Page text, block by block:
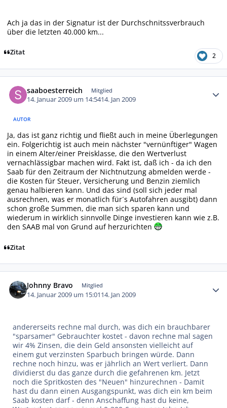
Ach ja das in der Signatur ist der Durchschnitssverbrauch
über die letzten 40.000 km...
Zitat 2
saaboesterreich Mitglied
14. Januar 2009 um 14:5414. Jan 2009
AUTOR
Ja, das ist ganz richtig und fließt auch in meine Überlegungen
ein. Folgerichtig ist auch mein nächster "vernünftiger" Wagen
in einem Alter/einer Preisklasse, die den Wertverlust
vernachlässigbar machen wird. Fakt ist, daß ich - da ich den
Saab für den Zeitraum der Nichtnutzung abmelden werde -
die Kosten für Steuer, Versicherung und Benzin ziemlich
genau halbieren kann. Und das sind (soll sich jeder mal
ausrechnen, was er monatlich für´s Autofahren ausgibt) dann
schon große Summen, die man sich sparen kann und
wiederum in wirklich sinnvolle Dinge investieren kann wie z.B.
den SAAB mal von Grund auf herzurichten
Zitat
Johnny Bravo Mitglied
14. Januar 2009 um 15:0114. Jan 2009
andererseits rechne mal durch, was dich ein brauchbarer
"sparsamer" Gebrauchter kostet - davon rechne mal sagen
wir 4% Zinsen, die dein Geld ansonsten vielleicht auf
einem gut verzinsten Sparbuch bringen würde. Dann
rechne noch hinzu, was er jährlich an Wert verliert. Dann
dividierst du das ganze durch die gefahrenen km. Jetzt
noch die Spritkosten des "Neuen" hinzurechnen - Damit
hast du dann einen Ausgangspunkt, was dich ein km beim
Saab kosten darf - denn Anschaffung hast du keine,